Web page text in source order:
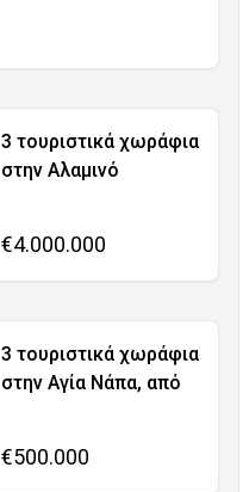
3 τουριστικά χωράφια
στην Αλαμινό
€4.000.000
3 τουριστικά χωράφια
στην Αγία Νάπα, από
€500.000